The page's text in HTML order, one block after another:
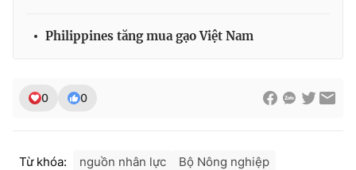
Philippines tăng mua gạo Việt Nam
0 0
Từ khóa: nguồn nhân lực Bộ Nông nghiệp